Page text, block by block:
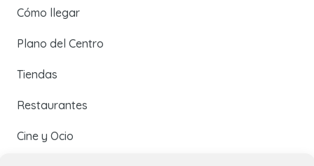
Cómo llegar
Plano del Centro
Tiendas
Restaurantes
Cine y Ocio